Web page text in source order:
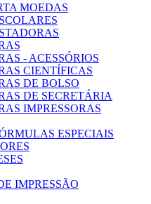
MOEDAS
- ACESSÓRIOS
CIENTÍFICAS
DE BOLSO
DE SECRETÁRIA
IMPRESSORAS
ESPECIAIS
IMPRESSÃO